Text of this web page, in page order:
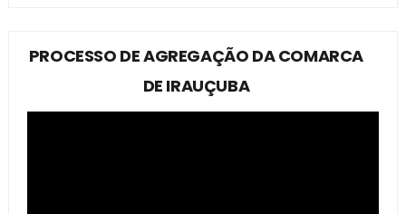
PROCESSO DE AGREGAÇÃO DA COMARCA
DE IRAUÇUBA